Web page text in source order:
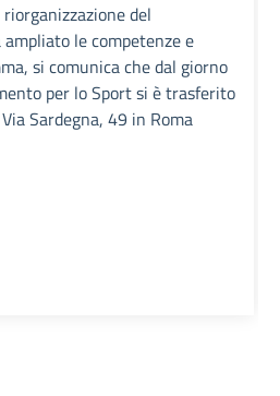
del
le competenze e
si comunica che dal giorno
per lo Sport si è trasferito
Sardegna, 49 in Roma